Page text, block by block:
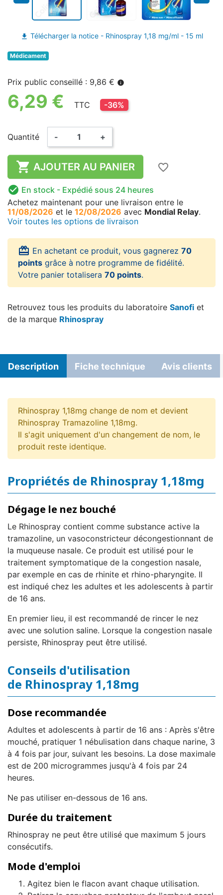
file_download Télécharger la notice - Rhinospray 1,18 mg/ml - 15 ml
Médicament
Prix public conseillé : 9,86 € info
6,29 € TTC -36%
Quantité - +
 AJOUTER AU PANIER
favorite_border
 En stock - Expédié sous 24 heures
Achetez maintenant pour une livraison entre le
11/08/2026 et le 12/08/2026 avec Mondial Relay.
Voir toutes les options de livraison
card_giftcard En achetant ce produit, vous gagnerez 70
points grâce à notre programme de fidélité.
Votre panier totalisera 70 points.
Retrouvez tous les produits du laboratoire Sanofi et
de la marque Rhinospray
Description Fiche technique Avis clients
Rhinospray 1,18mg change de nom et devient
Rhinospray Tramazoline 1,18mg.
Il s'agit uniquement d'un changement de nom, le
produit reste identique.
Propriétés de Rhinospray 1,18mg
Dégage le nez bouché
Le Rhinospray contient comme substance active la
tramazoline, un vasoconstricteur décongestionnant de
la muqueuse nasale. Ce produit est utilisé pour le
traitement symptomatique de la congestion nasale,
par exemple en cas de rhinite et rhino-pharyngite. Il
est indiqué chez les adultes et les adolescents à partir
de 16 ans.
En premier lieu, il est recommandé de rincer le nez
avec une solution saline. Lorsque la congestion nasale
persiste, Rhinospray peut être utilisé.
Conseils d'utilisation
de Rhinospray 1,18mg
Dose recommandée
Adultes et adolescents à partir de 16 ans : Après s'être
mouché, pratiquer 1 nébulisation dans chaque narine, 3
à 4 fois par jour, suivant les besoins. La dose maximale
est de 200 microgrammes jusqu'à 4 fois par 24
heures.
Ne pas utiliser en-dessous de 16 ans.
Durée du traitement
Rhinospray ne peut être utilisé que maximum 5 jours
consécutifs.
Mode d'emploi
Agitez bien le flacon avant chaque utilisation.